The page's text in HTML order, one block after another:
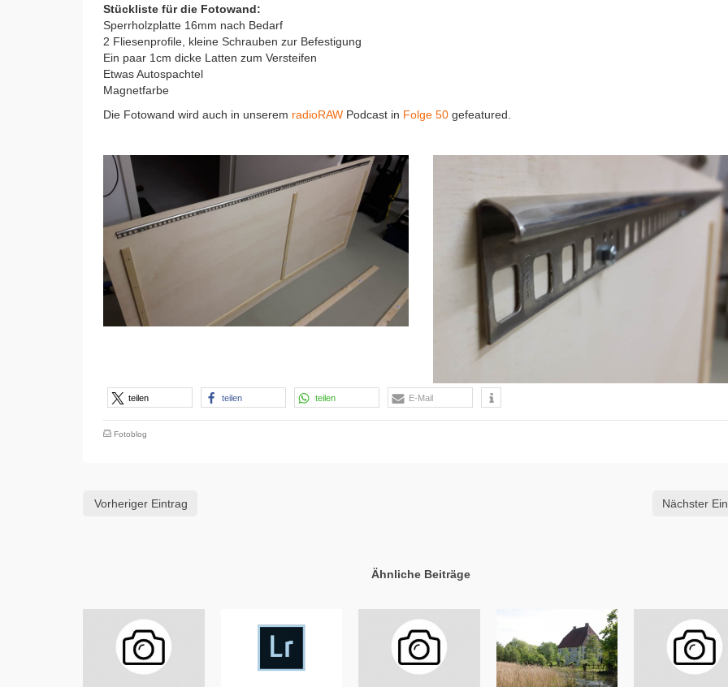
Stückliste für die Fotowand:
Sperrholzplatte 16mm nach Bedarf
2 Fliesenprofile, kleine Schrauben zur Befestigung
Ein paar 1cm dicke Latten zum Versteifen
Etwas Autospachtel
Magnetfarbe
Die Fotowand wird auch in unserem radioRAW Podcast in Folge 50 gefeatured.
teilen teilen teilen E-Mail
Fotoblog
Vorheriger Eintrag Nächster
Ähnliche Beiträge